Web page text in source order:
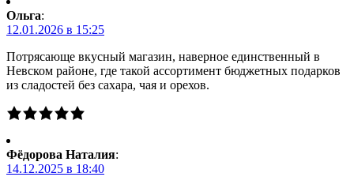
Ольга:
12.01.2026 в 15:25
Потрясающе вкусный магазин, наверное единственный в
Невском районе, где такой ассортимент бюджетных подарков
из сладостей без сахара, чая и орехов.
Фёдорова Наталия:
14.12.2025 в 18:40